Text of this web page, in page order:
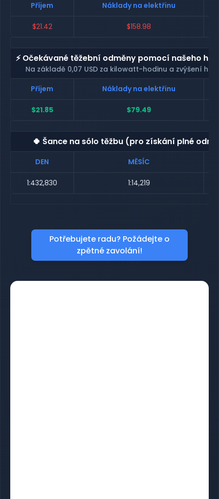
Příjem
Náklady na elektřinu
$21.42 $158.98
⚡ Očekávané těžební odměny pomocí našeho
Na základě 0,07 USD za kilowatt-hodinu a zvýšení
Příjem
Náklady na elektřinu
$21.85 $79.49
🍀 Šance na sólo těžbu (pro získání plné
DEN MĚSÍC
1:432,830 1:14,219
Potřebujete radu? Požádejte o
zpětné zavolání!